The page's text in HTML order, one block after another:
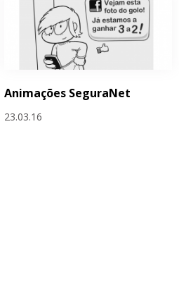
Animações SeguraNet
23.03.16